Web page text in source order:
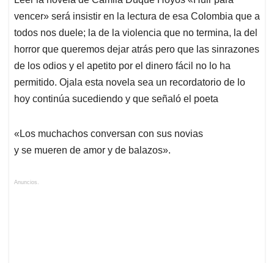
vencer» será insistir en la lectura de esa Colombia que a
todos nos duele; la de la violencia que no termina, la del
horror que queremos dejar atrás pero que las sinrazones
de los odios y el apetito por el dinero fácil no lo ha
permitido. Ojala esta novela sea un recordatorio de lo
hoy continúa sucediendo y que señaló el poeta
«Los muchachos conversan con sus novias
y se mueren de amor y de balazos».
Anuncios.